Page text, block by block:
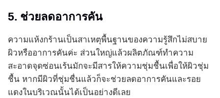
5. ช่วยลดอาการคัน
ความแห้งกร้านเป็นสาเหตุพื้นฐานของความรู้สึกไม่สบาย
ผิวหรืออาการคันค่ะ ส่วนใหญ่แล้วผลิตภัณฑ์ทำความ
สะอาดจุดซ่อนเร้นมักจะมีสารให้ความชุ่มชื้นเพื่อให้ผิวชุ่ม
ชื้น หากมีผิวที่ชุ่มชื่นแล้วก็จะช่วยลดอาการคันและรอย
แดงในบริเวณนั้นได้เป็นอย่างดีเลย